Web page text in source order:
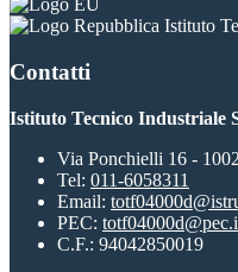
Istituto
Contatti
Istituto Tecnico Industriale
Via Ponchielli 16 -
Tel: 011-6058311
Email:
PEC:
C.F.: 94042850019